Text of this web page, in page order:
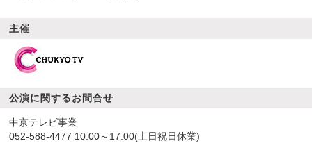
主催
公演に関するお問合せ
中京テレビ事業
052-588-4477 10:00～17:00(土日祝日休業)